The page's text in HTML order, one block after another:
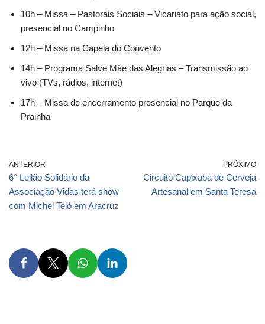
10h – Missa – Pastorais Sociais – Vicariato para ação social,
presencial no Campinho
12h – Missa na Capela do Convento
14h – Programa Salve Mãe das Alegrias – Transmissão ao
vivo (TVs, rádios, internet)
17h – Missa de encerramento presencial no Parque da
Prainha
ANTERIOR
6° Leilão Solidário da
Associação Vidas terá show
com Michel Teló em Aracruz
PRÓXIMO
Circuito Capixaba de Cerveja
Artesanal em Santa Teresa